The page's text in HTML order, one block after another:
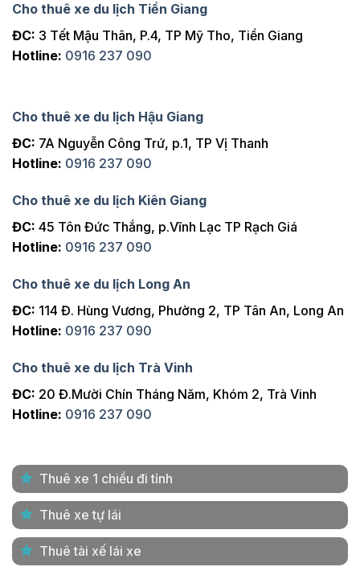
Cho thuê xe du lịch Tiền Giang
ĐC: 3 Tết Mậu Thân, P.4, TP Mỹ Tho, Tiền Giang
Hotline: 0916 237 090
Cho thuê xe du lịch Hậu Giang
ĐC: 7A Nguyễn Công Trứ, p.1, TP Vị Thanh
Hotline: 0916 237 090
Cho thuê xe du lịch Kiên Giang
ĐC: 45 Tôn Đức Thắng, p.Vĩnh Lạc TP Rạch Giá
Hotline: 0916 237 090
Cho thuê xe du lịch Long An
ĐC: 114 Đ. Hùng Vương, Phường 2, TP Tân An, Long An
Hotline: 0916 237 090
Cho thuê xe du lịch Trà Vinh
ĐC: 20 Đ.Mười Chín Tháng Năm, Khóm 2, Trà Vinh
Hotline: 0916 237 090
Thuê xe 1 chiều đi tỉnh
Thuê xe tự lái
Thuê tài xế lái xe